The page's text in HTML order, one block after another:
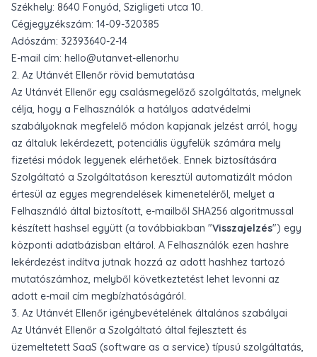
Székhely: 8640 Fonyód, Szigligeti utca 10.
Cégjegyzékszám: 14-09-320385
Adószám: 32393640-2-14
E-mail cím: hello@utanvet-ellenor.hu
2. Az Utánvét Ellenőr rövid bemutatása
Az Utánvét Ellenőr egy csalásmegelőző szolgáltatás, melynek
célja, hogy a Felhasználók a hatályos adatvédelmi
szabályoknak megfelelő módon kapjanak jelzést arról, hogy
az általuk lekérdezett, potenciális ügyfelük számára mely
fizetési módok legyenek elérhetőek. Ennek biztosítására
Szolgáltató a Szolgáltatáson keresztül automatizált módon
értesül az egyes megrendelések kimeneteléről, melyet a
Felhasználó által biztosított, e-mailből SHA256 algoritmussal
készített hashsel együtt (a továbbiakban "Visszajelzés") egy
központi adatbázisban eltárol. A Felhasználók ezen hashre
lekérdezést indítva jutnak hozzá az adott hashhez tartozó
mutatószámhoz, melyből következtetést lehet levonni az
adott e-mail cím megbízhatóságáról.
3. Az Utánvét Ellenőr igénybevételének általános szabályai
Az Utánvét Ellenőr a Szolgáltató által fejlesztett és
üzemeltetett SaaS (software as a service) típusú szolgáltatás,